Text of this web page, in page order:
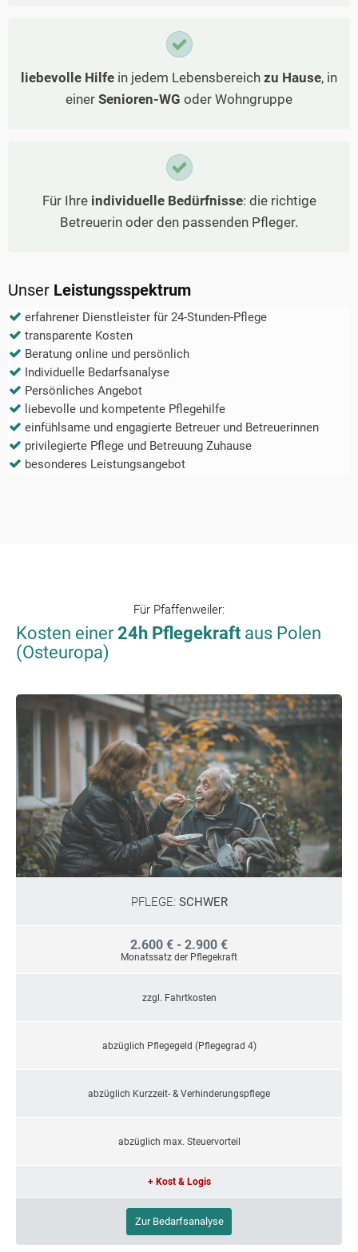
liebevolle Hilfe in jedem Lebensbereich zu Hause, in
einer Senioren-WG oder Wohngruppe
Für Ihre individuelle Bedürfnisse: die richtige
Betreuerin oder den passenden Pfleger.
Unser Leistungsspektrum
erfahrener Dienstleister für 24-Stunden-Pflege
transparente Kosten
Beratung online und persönlich
Individuelle Bedarfsanalyse
Persönliches Angebot
liebevolle und kompetente Pflegehilfe
einfühlsame und engagierte Betreuer und Betreuerinnen
privilegierte Pflege und Betreuung Zuhause
besonderes Leistungsangebot
Für Pfaffenweiler:
Kosten einer24h Pflegekraft aus Polen
(Osteuropa)
PFLEGE: SCHWER
2.600 € - 2.900 €
Monatssatz der Pflegekraft
zzgl. Fahrtkosten
abzüglich Pflegegeld (Pflegegrad 4)
abzüglich Kurzzeit- & Verhinderungspflege
abzüglich max. Steuervorteil
+ Kost & Logis
Zur Bedarfsanalyse